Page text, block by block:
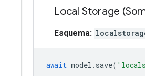
Local Storage
Esquema:
await model . save(